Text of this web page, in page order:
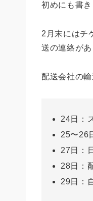
初めにも書
2月末にはチ
送の連絡が
配送会社の
24日：
25〜26
27日：
28日：
29日：